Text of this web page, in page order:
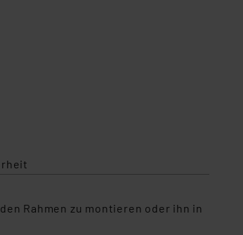
Rahmen zu montieren oder ihn in